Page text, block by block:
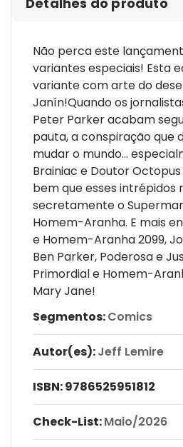
Não perca este
variantes especiais! Esta
variante com arte do
Janín!Quando os
Peter Parker acabam
pauta, a conspiração que
mudar o mundo...
Brainiac e Doutor
bem que esses intrépidos
secretamente o
Homem-Aranha. E mais
e Homem-Aranha 2099,
Ben Parker, Poderosa e
Primordial e Homem-
Mary Jane!
Segmentos:Comics
Autor(es):Jeff Lemire
ISBN:9786525951812
Check-List:Maio/2026